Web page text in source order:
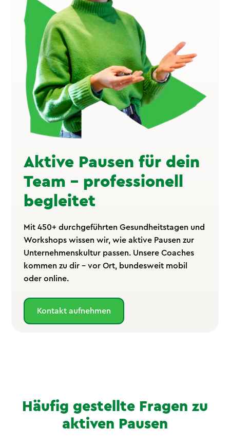
Aktive Pausen für dein
Team – professionell
begleitet
Mit 450+ durchgeführten Gesundheitstagen und
Workshops wissen wir, wie aktive Pausen zur
Unternehmenskultur passen. Unsere Coaches
kommen zu dir – vor Ort, bundesweit mobil
oder online.
Kontakt aufnehmen
Häufig gestellte Fragen zu
aktiven Pausen